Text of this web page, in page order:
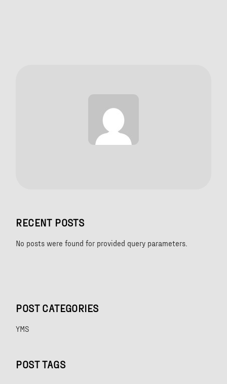
RECENT POSTS
No posts were found for provided query parameters.
POST CATEGORIES
YMS
POST TAGS